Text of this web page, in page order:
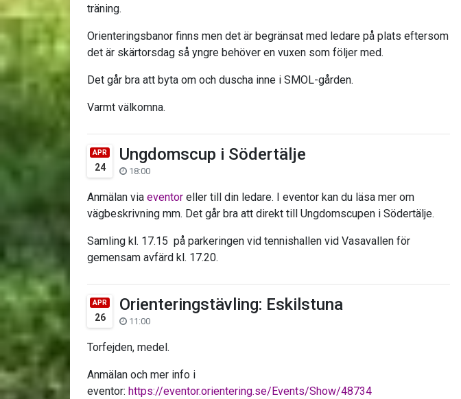
träning.
Orienteringsbanor finns men det är begränsat med ledare på plats eftersom
det är skärtorsdag så yngre behöver en vuxen som följer med.
Det går bra att byta om och duscha inne i SMOL-gården.
Varmt välkomna.
APR
24
Ungdomscup i Södertälje
18:00
Anmälan via eventor eller till din ledare. I eventor kan du läsa mer om
vägbeskrivning mm. Det går bra att direkt till Ungdomscupen i Södertälje.
Samling kl. 17.15 på parkeringen vid tennishallen vid Vasavallen för
gemensam avfärd kl. 17.20.
APR
26
Orienteringstävling: Eskilstuna
11:00
Torfejden, medel.
Anmälan och mer info i
eventor: https://eventor.orientering.se/Events/Show/48734